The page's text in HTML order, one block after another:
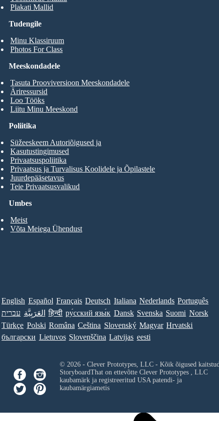
Tudengile
Minu Klassiruum
Photos For Class
Plakati Mallid
Meeskondadele
Tasuta Prooviversioon Meeskondadele
Äriressursid
Loo Tööks
Liitu Minu Meeskond
Umbes
Meist
Võta Meiega Ühendust
Poliitika
Süžeeskeem Autoriõigused ja
Kasutustingimused
Privaatsuspoliitika
Privaatsus ja Turvalisus Koolidele ja Õpilastele
Juurdepääsetavus
Teie Privaatsusvalikud
English Español Français Deutsch Italiana Nederlands Português
עברית العَرَبِيَّة हिन्दी ру́сский язы́к Dansk Svenska Suomi Norsk
Türkçe Polski Româna Ceština Slovenský Magyar Hrvatski
български Lietuvos Slovenščina Latvijas eesti
© 2026 - Clever Prototypes, LLC - Kõik õigused
StoryboardThat on ettevõtte Clever Prototypes , LLC
kaubamärk ja registreeritud USA patendi- ja
kaubamärgiametis